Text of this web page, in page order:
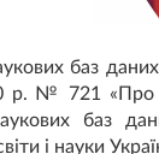
баз
р. № 721 «Про
баз
і науки